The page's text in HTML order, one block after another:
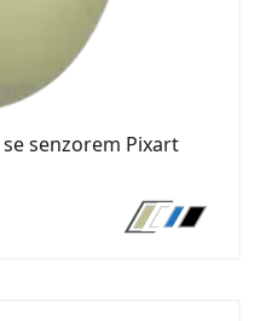
senzorem Pixart